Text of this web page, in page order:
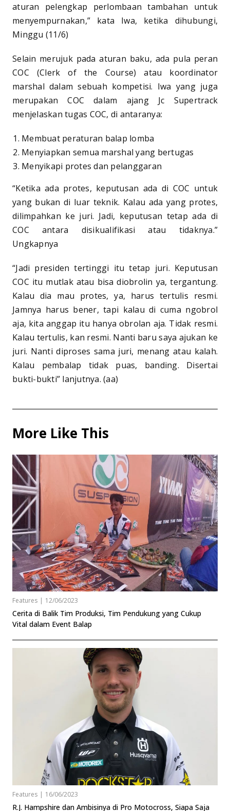
aturan pelengkap perlombaan tambahan untuk
menyempurnakan,” kata Iwa, ketika dihubungi,
Minggu (11/6)
Selain merujuk pada aturan baku, ada pula peran
COC (Clerk of the Course) atau koordinator
marshal dalam sebuah kompetisi. Iwa yang juga
merupakan COC dalam ajang Jc Supertrack
menjelaskan tugas COC, di antaranya:
Membuat peraturan balap lomba
Menyiapkan semua marshal yang bertugas
Menyikapi protes dan pelanggaran
“Ketika ada protes, keputusan ada di COC untuk
yang bukan di luar teknik. Kalau ada yang protes,
dilimpahkan ke juri. Jadi, keputusan tetap ada di
COC antara disikualifikasi atau tidaknya.”
Ungkapnya
“Jadi presiden tertinggi itu tetap juri. Keputusan
COC itu mutlak atau bisa diobrolin ya, tergantung.
Kalau dia mau protes, ya, harus tertulis resmi.
Jamnya harus bener, tapi kalau di cuma ngobrol
aja, kita anggap itu hanya obrolan aja. Tidak resmi.
Kalau tertulis, kan resmi. Nanti baru saya ajukan ke
juri. Nanti diproses sama juri, menang atau kalah.
Kalau pembalap tidak puas, banding. Disertai
bukti-bukti” lanjutnya. (aa)
More Like This
Features | 12/06/2023
Cerita di Balik Tim Produksi, Tim Pendukung yang Cukup
Vital dalam Event Balap
Features | 16/06/2023
R.J. Hampshire dan Ambisinya di Pro Motocross, Siapa Saja